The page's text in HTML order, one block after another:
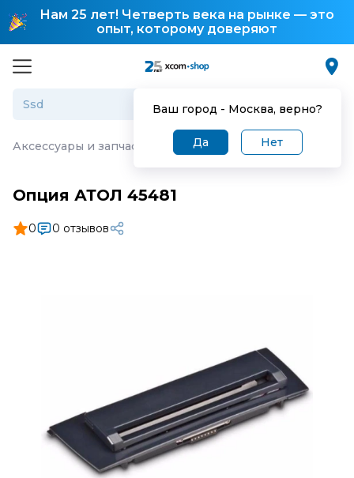
Нам 25 лет! Четверть века на рынке — это
опыт, которому доверяют
Ваш город - Москва, верно?
Да Нет
Аксессуары и запчасти для торгового оборудования
Опция АТОЛ 45481
0 0 отзывов